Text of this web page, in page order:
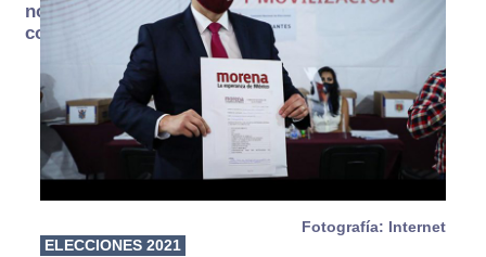
no se
consume
Fotografía: Internet
ELECCIONES 2021